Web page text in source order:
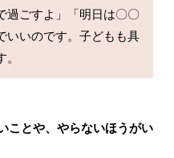
過ごすよ」「明日は〇〇
いいのです。子どもも具
ことや、やらないほうがい